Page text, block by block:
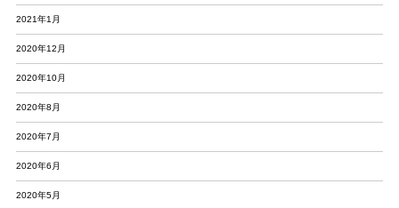
2021年1月
2020年12月
2020年10月
2020年8月
2020年7月
2020年6月
2020年5月